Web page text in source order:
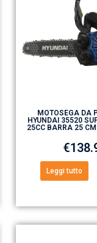
MOTOSEGA DA
HYUNDAI 35520
25CC BARRA 25
€
Leggi tutto